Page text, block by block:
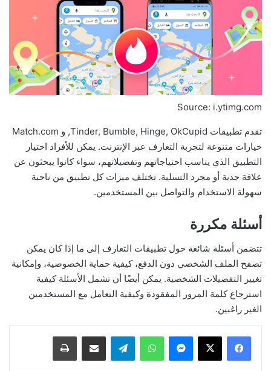
Source: i.ytimg.com
تقدم تطبيقات Tinder, Bumble, Hinge, OkCupid, و Match.com
خيارات متنوعة لتجربة التعارف عبر الإنترنت. يمكن للأفراد اختيار
التطبيق الذي يناسب احتياجاتهم وتفضيلاتهم، سواء كانوا يبحثون عن
علاقة جدية أو مجرد التسلية. تختلف ميزات كل تطبيق من ناحية
سهولة الاستخدام والتواصل بين المستخدمين.
أسئلة مكررة
تتضمن أسئلة شائعة حول تطبيقات التعارف إلى ما إذا كان يمكن
تصفح الملف الشخصي دون الدفع، كيفية حماية الخصوصية، وإمكانية
تغيير التفضيلات الشخصية. يمكن أيضًا أن تشمل الأسئلة كيفية
استرجاع كلمة المرور المفقودة وكيفية التعامل مع المستخدمين
الغير راغبين.
ماسنجر واتساب تيلقرام مشاركة عبر البريد طباعة